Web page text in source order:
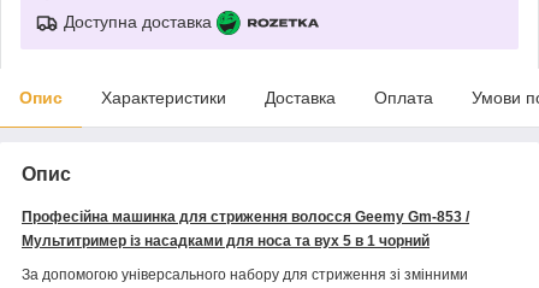
Доступна доставка
Опис Характеристики Доставка Оплата Умови
Опис
Професійна машинка для стриження волосся Geemy Gm-853 /
Мультитример із насадками для носа та вух 5 в 1 чорний
За допомогою універсального набору для стриження зі змінними